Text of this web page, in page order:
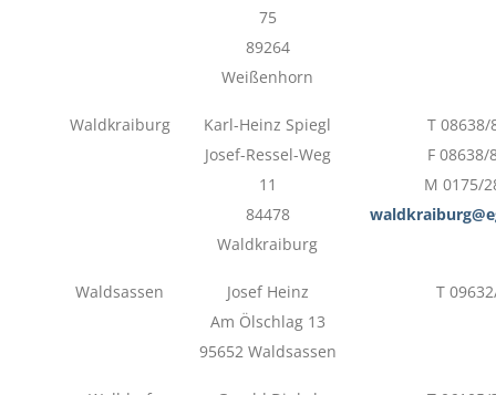
75
89264
Weißenhorn
Waldkraiburg
Karl-Heinz Spiegl
Josef-Ressel-Weg
11
84478
Waldkraiburg
T 08638/
F 08638/
M 0175/
Waldsassen
Josef Heinz
Am Ölschlag 13
95652 Waldsassen
T